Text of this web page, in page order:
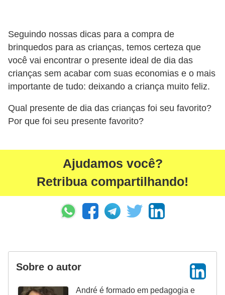
Seguindo nossas dicas para a compra de
brinquedos para as crianças, temos certeza que
você vai encontrar o presente ideal de dia das
crianças sem acabar com suas economias e o mais
importante de tudo: deixando a criança muito feliz.
Qual presente de dia das crianças foi seu favorito?
Por que foi seu presente favorito?
Ajudamos você?
Retribua compartilhando!
Sobre o autor
André é formado em pedagogia e
V
í
d
e
o
s
T